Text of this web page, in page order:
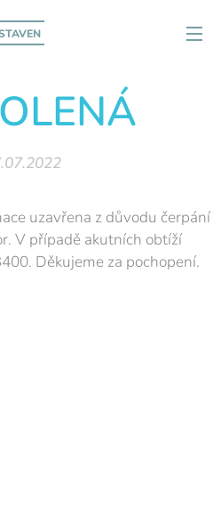
uzavřena z důvodu čerpání
V případě akutních obtíží
Děkujeme za pochopení.